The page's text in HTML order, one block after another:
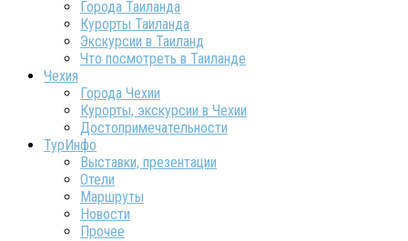
Города Таиланда
Курорты Таиланда
Экскурсии в Таиланд
Что посмотреть в Таиланде
Чехия
Города Чехии
Курорты, экскурсии в Чехии
Достопримечательности
ТурИнфо
Выставки, презентации
Отели
Маршруты
Новости
Прочее